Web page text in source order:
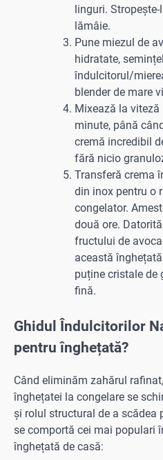
linguri.
lămâie.
Pune miezul de
hidratate,
îndulcitorul/
blender de mare
Mixează la
minute, până
cremă incredibil
fără nicio
Transferă crema
din inox pentru o
congelator.
două ore.
fructului de
această
puține cristale de
fină.
Ghidul Îndulcitorilor
pentru înghețată?
Când eliminăm zahărul
înghețatei la congelare se
și rolul structural de a scădea
se comportă cei mai populari
înghețată de casă: